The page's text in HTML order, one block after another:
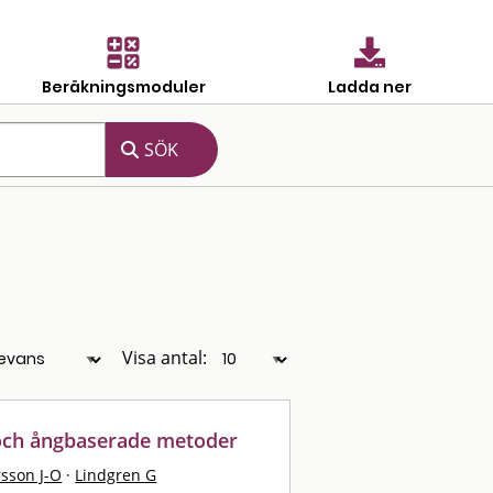
Beräkningsmoduler Ladda ner
Visa antal:
ångbaserade metoder
J-O · Lindgren G